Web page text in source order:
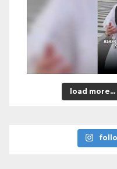
load more...